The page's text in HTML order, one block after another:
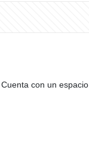
con un espacio